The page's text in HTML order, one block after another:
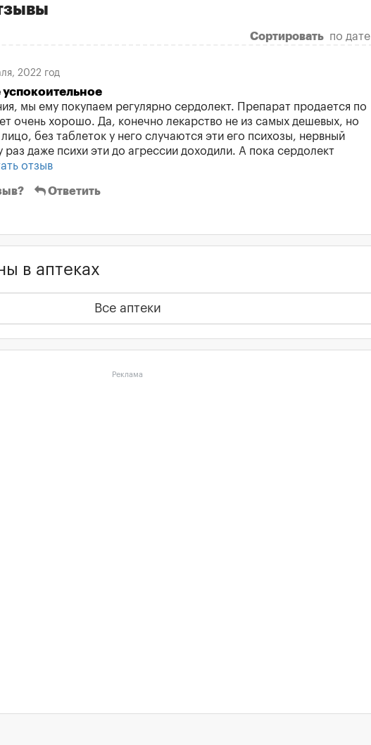
Сортировать по дате
2022 год
мы ему покупаем регулярно сердолект. Препарат продается по
очень хорошо. Да, конечно лекарство не из самых дешевых, но
без таблеток у него случаются эти его психозы, нервный
раз даже психи эти до агрессии доходили. А пока сердолект
отзыв
Ответить
в аптеках
Все аптеки
Реклама